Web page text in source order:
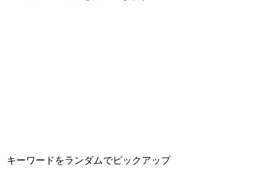
キーワードをランダムでピックアップ